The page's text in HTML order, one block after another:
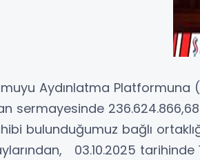
Aydınlatma Platformuna
sermayesinde
bulunduğumuz bağlı
03.10.2025 tarihinde